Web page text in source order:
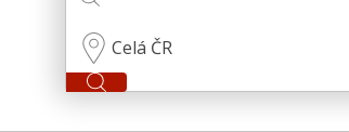
Celá ČR